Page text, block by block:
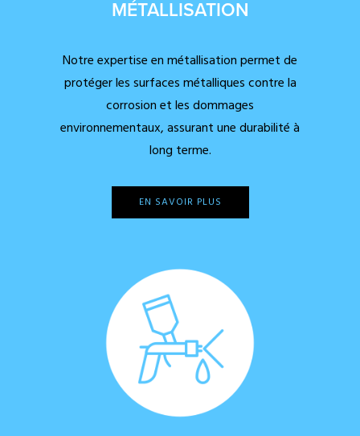
MÉTALLISATION
Notre expertise en métallisation permet de
protéger les surfaces métalliques contre la
corrosion et les dommages
environnementaux, assurant une durabilité à
long terme.
EN SAVOIR PLUS